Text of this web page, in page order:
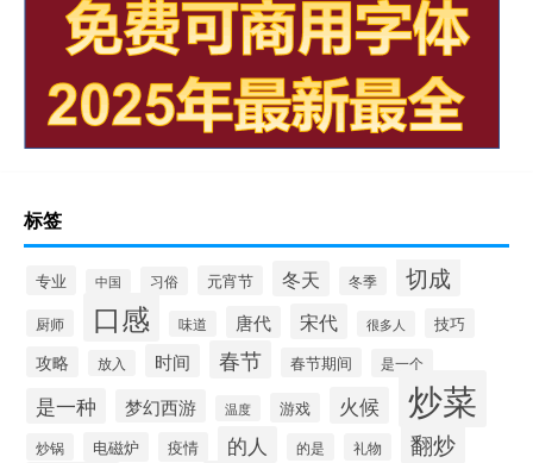
标签
专业 中国 习俗 元宵节 冬天 冬季 切成
厨师 口感 味道 唐代 宋代 很多人 技巧
攻略 放入 时间 春节 春节期间 是一个
是一种 梦幻西游 温度 游戏 火候 炒菜
炒锅 电磁炉 疫情 的人 的是 礼物 翻炒